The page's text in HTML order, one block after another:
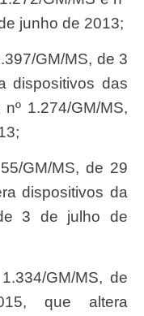
junho de 2013;
dispositivos das
1.274/GM/MS,
dispositivos da
3 de julho de
que altera